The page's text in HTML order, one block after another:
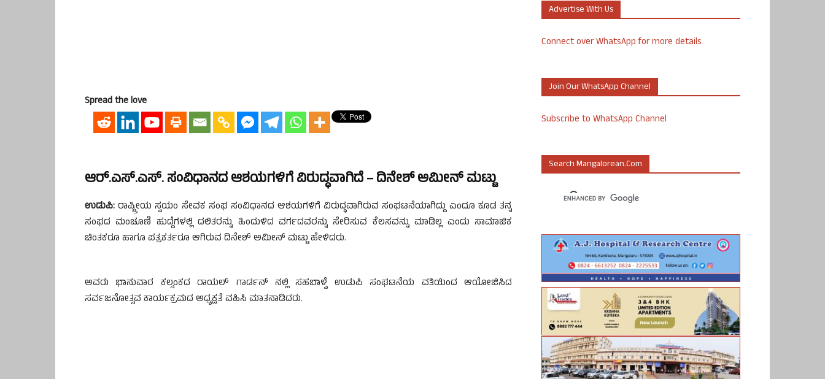
Spread the love
ಆರ್.ಎಸ್.ಎಸ್. ಸಂವಿಧಾನದ ಆಶಯಗಳಿಗೆ ವಿರುದ್ಧವಾಗಿದೆ – ದಿನೇಶ್ ಅಮೀನ್ ಮಟ್ಟು
ಉಡುಪಿ: ರಾಷ್ಟ್ರೀಯ ಸ್ವಯಂ ಸೇವಕ ಸಂಘ ಸಂವಿಧಾನದ ಆಶಯಗಳಿಗೆ ವಿರುದ್ಧವಾಗಿರುವ ಸಂಘಟನೆಯಾಗಿದ್ದು ಎಂದೂ ಕೂಡ ತನ್ನ
ಸಂಘದ ಮಂಚೂಣಿ ಹುದ್ದೆಗಳಲ್ಲಿ ದಲಿತರನ್ನು ಹಿಂದುಳಿದ ವರ್ಗದವರನ್ನು ಸೇರಿಸುವ ಕೆಲಸವನ್ನು ಮಾಡಿಲ್ಲ ಎಂದು ಸಾಮಾಜಿಕ
ಚಿಂತಕರೂ ಹಾಗೂ ಪತ್ರಕರ್ತರೂ ಆಗಿರುವ ದಿನೇಶ್ ಅಮೀನ್ ಮಟ್ಟು ಹೇಳಿದರು.
ಅವರು ಭಾನುವಾರ ಕಲ್ಸಂಕದ ರಾಯಲ್ ಗಾರ್ಡನ್ ನಲ್ಲಿ ಸಹಬಾಳ್ವೆ ಉಡುಪಿ ಸಂಘಟನೆಯ ವತಿಯಿಂದ ಆಯೋಜಿಸಿದ
ಸರ್ವಜನೋತ್ಸವ ಕಾರ್ಯಕ್ರಮದ ಅಧ್ಯಕ್ಷತೆ ವಹಿಸಿ ಮಾತನಾಡಿದರು.
Advertise With Us
Connect over WhatsApp for more details
Join Our WhatsApp Channel
Subscribe to WhatsApp Channel
Search Mangalorean.com